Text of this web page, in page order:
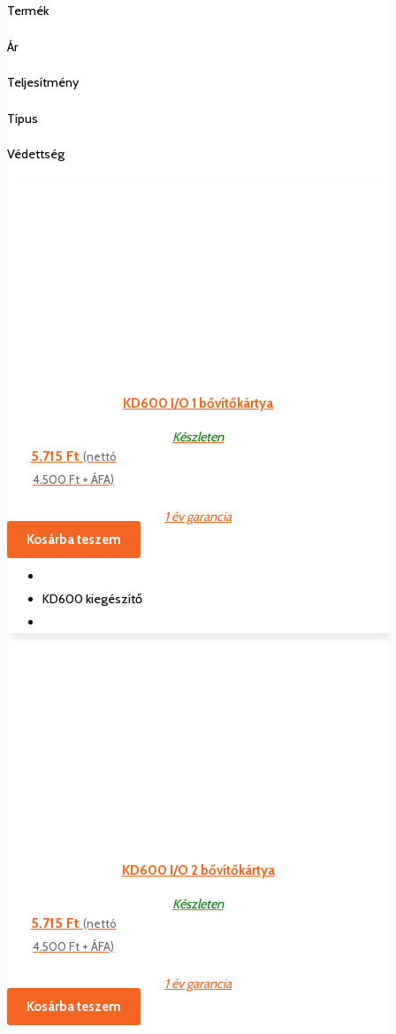
Termék
Ár
Teljesítmény
Típus
Védettség
KD600 I/O 1 bővítőkártya
Készleten
5.715 Ft (nettó
4.500 Ft + ÁFA)
1 év garancia
Kosárba teszem
KD600 kiegészítő
KD600 I/O 2 bővítőkártya
Készleten
5.715 Ft (nettó
4.500 Ft + ÁFA)
1 év garancia
Kosárba teszem